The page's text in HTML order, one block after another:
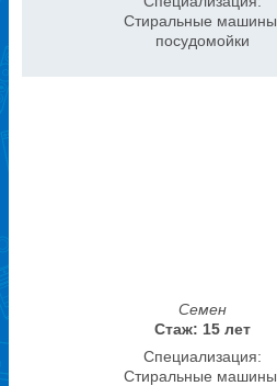
Стиральные машины,
посудомойки
Семен
Стаж: 15 лет
Специализация:
Стиральные машины,